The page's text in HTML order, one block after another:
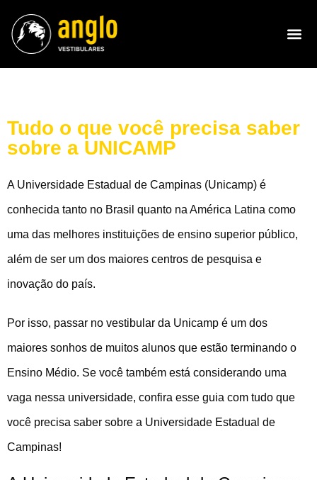
Tudo o que você precisa saber
sobre a UNICAMP
A Universidade Estadual de Campinas (Unicamp) é
conhecida tanto no Brasil quanto na América Latina como
uma das melhores instituições de ensino superior público,
além de ser um dos maiores centros de pesquisa e
inovação do país.
Por isso, passar no vestibular da Unicamp é um dos
maiores sonhos de muitos alunos que estão terminando o
Ensino Médio. Se você também está considerando uma
vaga nessa universidade, confira esse guia com tudo que
você precisa saber sobre a Universidade Estadual de
Campinas!